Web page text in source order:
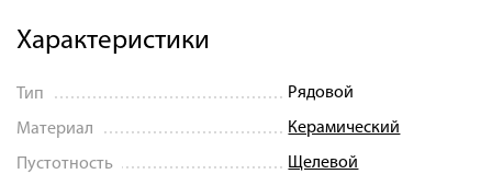
Характеристики
Тип Рядовой
Материал Керамический
Пустотность Щелевой